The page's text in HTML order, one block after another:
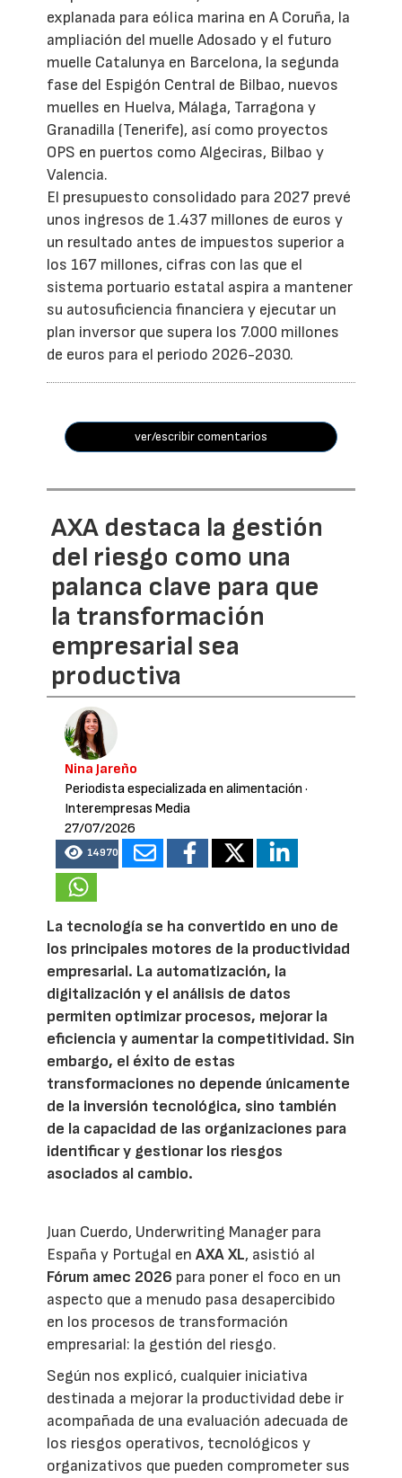
explanada para eólica marina en A Coruña, la
ampliación del muelle Adosado y el futuro
muelle Catalunya en Barcelona, la segunda
fase del Espigón Central de Bilbao, nuevos
muelles en Huelva, Málaga, Tarragona y
Granadilla (Tenerife), así como proyectos
OPS en puertos como Algeciras, Bilbao y
Valencia.
El presupuesto consolidado para 2027 prevé
unos ingresos de 1.437 millones de euros y
un resultado antes de impuestos superior a
los 167 millones, cifras con las que el
sistema portuario estatal aspira a mantener
su autosuficiencia financiera y ejecutar un
plan inversor que supera los 7.000 millones
de euros para el periodo 2026-2030.
ver/escribir comentarios
AXA destaca la gestión
del riesgo como una
palanca clave para que
la transformación
empresarial sea
productiva
Nina Jareño
Periodista especializada en alimentación ·
Interempresas Media
27/07/2026
14970
La tecnología se ha convertido en uno de
los principales motores de la productividad
empresarial. La automatización, la
digitalización y el análisis de datos
permiten optimizar procesos, mejorar la
eficiencia y aumentar la competitividad. Sin
embargo, el éxito de estas
transformaciones no depende únicamente
de la inversión tecnológica, sino también
de la capacidad de las organizaciones para
identificar y gestionar los riesgos
asociados al cambio.
Juan Cuerdo, Underwriting Manager para
España y Portugal enAXA XL, asistió al
Fórum amec 2026 para poner el foco en un
aspecto que a menudo pasa desapercibido
en los procesos de transformación
empresarial: la gestión del riesgo.
Según nos explicó, cualquier iniciativa
destinada a mejorar la productividad debe ir
acompañada de una evaluación adecuada de
los riesgos operativos, tecnológicos y
organizativos que pueden comprometer sus